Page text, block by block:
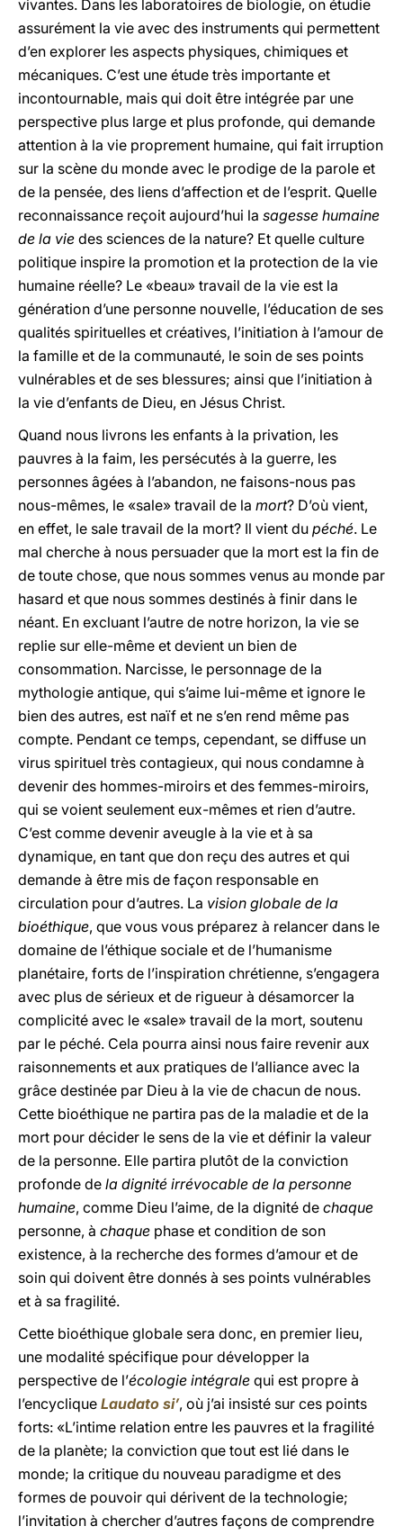
vivantes. Dans les laboratoires de biologie, on étudie
assurément la vie avec des instruments qui permettent
d’en explorer les aspects physiques, chimiques et
mécaniques. C’est une étude très importante et
incontournable, mais qui doit être intégrée par une
perspective plus large et plus profonde, qui demande
attention à la vie proprement humaine, qui fait irruption
sur la scène du monde avec le prodige de la parole et
de la pensée, des liens d’affection et de l’esprit. Quelle
reconnaissance reçoit aujourd’hui la sagesse humaine
de la vie des sciences de la nature? Et quelle culture
politique inspire la promotion et la protection de la vie
humaine réelle? Le «beau» travail de la vie est la
génération d’une personne nouvelle, l’éducation de ses
qualités spirituelles et créatives, l’initiation à l’amour de
la famille et de la communauté, le soin de ses points
vulnérables et de ses blessures; ainsi que l’initiation à
la vie d’enfants de Dieu, en Jésus Christ.
Quand nous livrons les enfants à la privation, les
pauvres à la faim, les persécutés à la guerre, les
personnes âgées à l’abandon, ne faisons-nous pas
nous-mêmes, le «sale» travail de la mort? D’où vient,
en effet, le sale travail de la mort? Il vient du péché. Le
mal cherche à nous persuader que la mort est la fin de
de toute chose, que nous sommes venus au monde par
hasard et que nous sommes destinés à finir dans le
néant. En excluant l’autre de notre horizon, la vie se
replie sur elle-même et devient un bien de
consommation. Narcisse, le personnage de la
mythologie antique, qui s’aime lui-même et ignore le
bien des autres, est naïf et ne s’en rend même pas
compte. Pendant ce temps, cependant, se diffuse un
virus spirituel très contagieux, qui nous condamne à
devenir des hommes-miroirs et des femmes-miroirs,
qui se voient seulement eux-mêmes et rien d’autre.
C’est comme devenir aveugle à la vie et à sa
dynamique, en tant que don reçu des autres et qui
demande à être mis de façon responsable en
circulation pour d’autres. La vision globale de la
bioéthique, que vous vous préparez à relancer dans le
domaine de l’éthique sociale et de l’humanisme
planétaire, forts de l’inspiration chrétienne, s’engagera
avec plus de sérieux et de rigueur à désamorcer la
complicité avec le «sale» travail de la mort, soutenu
par le péché. Cela pourra ainsi nous faire revenir aux
raisonnements et aux pratiques de l’alliance avec la
grâce destinée par Dieu à la vie de chacun de nous.
Cette bioéthique ne partira pas de la maladie et de la
mort pour décider le sens de la vie et définir la valeur
de la personne. Elle partira plutôt de la conviction
profonde de la dignité irrévocable de la personne
humaine, comme Dieu l’aime, de la dignité de chaque
personne, à chaque phase et condition de son
existence, à la recherche des formes d’amour et de
soin qui doivent être donnés à ses points vulnérables
et à sa fragilité.
Cette bioéthique globale sera donc, en premier lieu,
une modalité spécifique pour développer la
perspective de l’écologie intégrale qui est propre à
l’encyclique Laudato si’, où j’ai insisté sur ces points
forts: «L’intime relation entre les pauvres et la fragilité
de la planète; la conviction que tout est lié dans le
monde; la critique du nouveau paradigme et des
formes de pouvoir qui dérivent de la technologie;
l’invitation à chercher d’autres façons de comprendre